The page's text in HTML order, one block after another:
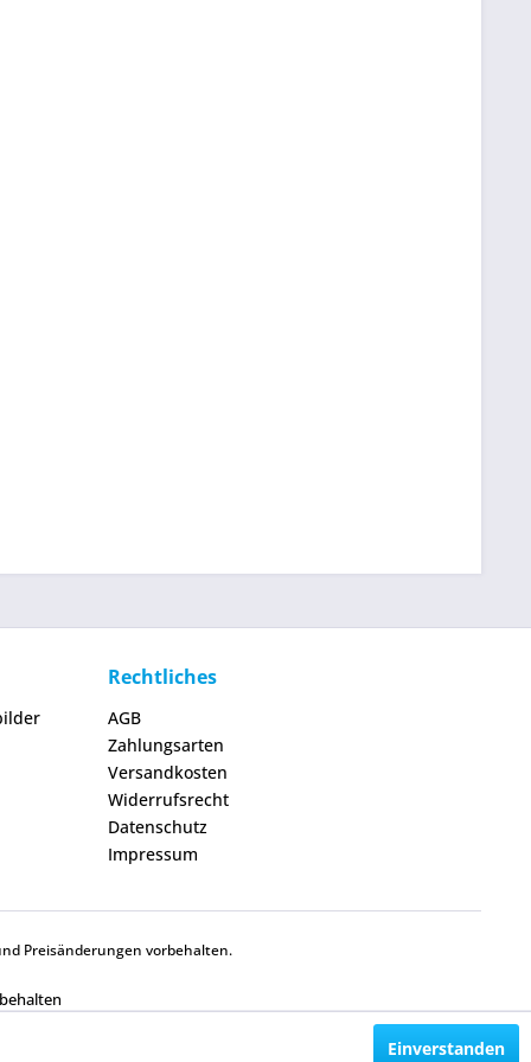
Rechtliches
AGB
Zahlungsarten
Versandkosten
Widerrufsrecht
Datenschutz
Impressum
Preisänderungen vorbehalten.
Einverstanden